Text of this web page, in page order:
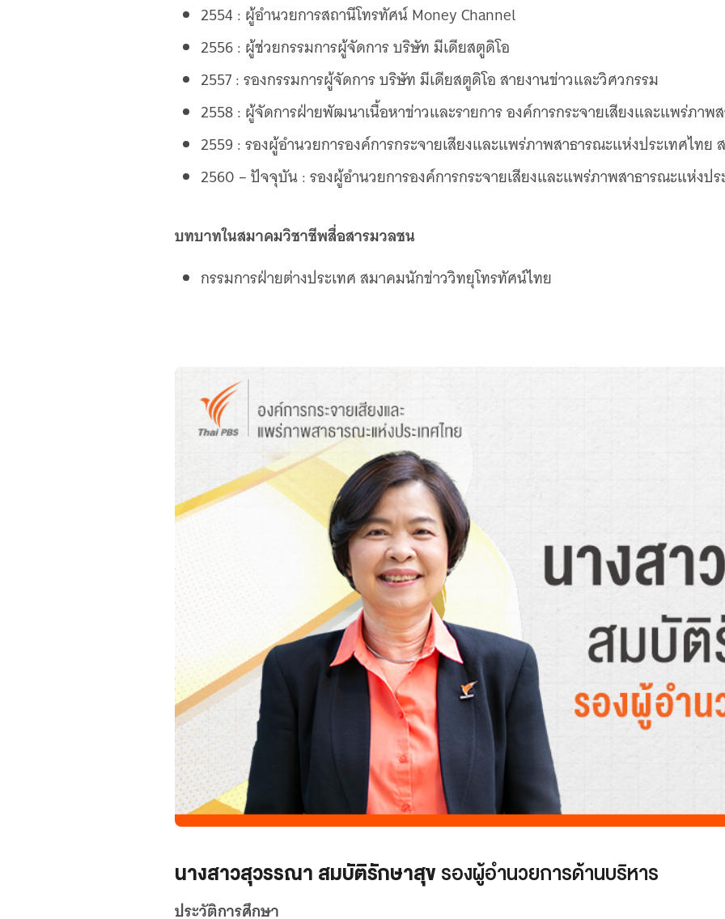
2554 : ผู้อํานวยการสถานีโทรทัศน์ Money Channel
2556 : ผู้ช่วยกรรมการผู้จัดการ บริษัท มีเดียสตูดิโอ
2557 : รองกรรมการผู้จัดการ บริษัท มีเดียสตูดิโอ สายงานข่าวและวิศวกรรม
2558 : ผู้จัดการฝ่ายพัฒนาเนื้อหาข่าวและรายการ องค์การกระจายเสียงและแพร่ภา
2559 : รองผู้อํานวยการองค์การกระจายเสียงและแพร่ภาพสาธารณะแห่งประเทศไทย
2560 – ปัจจุบัน : รองผู้อํานวยการองค์การกระจายเสียงและแพร่ภาพสาธารณะแห่งป
บทบาทในสมาคมวิชาชีพสื่อสารมวลชน
กรรมการฝ่ายต่างประเทศ สมาคมนักข่าววิทยุโทรทัศน์ไทย
นางสาวสุวรรณา สมบัติรักษาสุข รองผู้อำนวยการด้านบริหาร
ประวัติการศึกษา